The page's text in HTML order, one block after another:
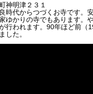
神明津２３１
時代からつづくお寺です。
ゆかりの寺でもあります。
行われます。90年ほど前
した。